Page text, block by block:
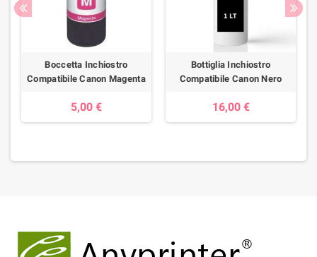
Boccetta Inchiostro
Compatibile Canon Magenta
5,00 €
Bottiglia Inchiostro
Compatibile Canon Nero
16,00 €